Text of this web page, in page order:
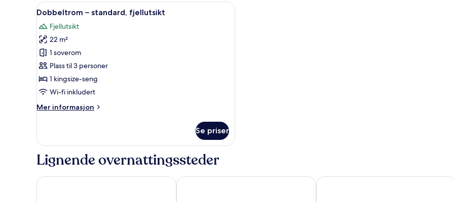
Åpne
alle
bildene
av
Dobbeltrom
–
standard,
fjellutsikt
Skrivebord, ekstrasenger (mot et tillegg), wi-fi (inkludert) og sengetøy
3
Dobbeltrom – standard, fjellutsikt
Fjellutsikt
22 m²
1 soverom
Plass til 3 personer
1 kingsize-seng
Wi-fi inkludert
Mer informasjon
Mer
–
fjellutsikt
Se priser
Lignende overnattingssteder
Rognan Hotell Fru Haugans Hotel Scandic Fauske Hotel